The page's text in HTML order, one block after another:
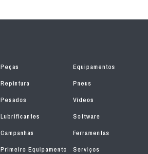
Peças
Equipamentos
Repintura
Pneus
Pesados
Vídeos
Lubrificantes
Software
Campanhas
Ferramentas
Primeiro Equipamento
Serviços